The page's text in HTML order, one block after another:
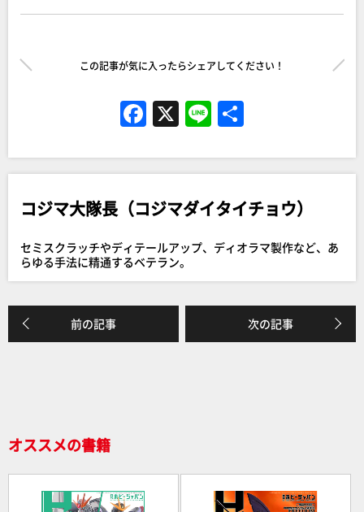
この記事が気に入ったらシェアしてください！
F
c
e
b
o
o
k
X Li
e
コジマ大隊長（コジマダイタイチョウ）
セミスクラッチやディテールアップ、ディオラマ製作など、あ
らゆる手法に精通するベテラン。
前の記事 次の記事
オススメの書籍